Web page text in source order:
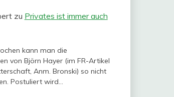
zu Privates ist immer auch
kann man die
von Björn Hayer (im FR-Artikel
Anm. Bronski) so nicht
Postuliert wird…